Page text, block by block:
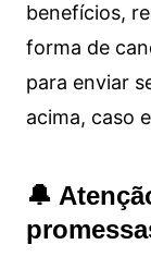
benefícios,
forma de
para enviar
acima, caso
🔔